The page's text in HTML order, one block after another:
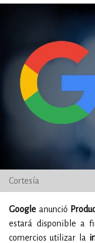
Cortesía
Google anunció
estará disponible a
comercios utilizar la